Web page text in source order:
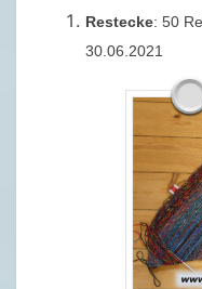
Restecke: 50
30.06.2021